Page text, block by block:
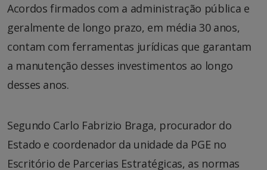
Acordos firmados com a administração pública e
geralmente de longo prazo, em média 30 anos,
contam com ferramentas jurídicas que garantam
a manutenção desses investimentos ao longo
desses anos.
Segundo Carlo Fabrizio Braga, procurador do
Estado e coordenador da unidade da PGE no
Escritório de Parcerias Estratégicas, as normas